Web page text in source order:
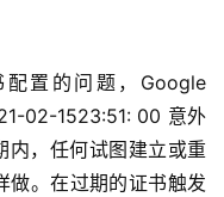
置的问题，Google
02-1523:51: 00 意外
内，任何试图建立或重
做。在过期的证书触发